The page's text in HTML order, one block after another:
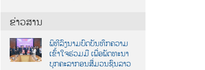
ຂ່າວສານ
ພິທີລົງນາມບົດບັນທຶກຄວາມ
ເຂົ້າໃຈຮ່ວມມື ເພື່ອພັດທະນາ
ບຸກຄະລາກອນສື່ມວນຊົນລາວ